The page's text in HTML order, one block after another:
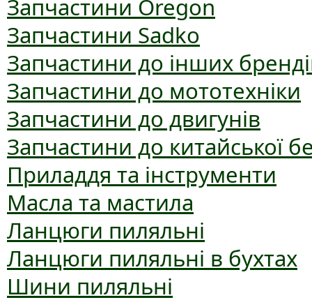
Запчастини Oregon
Запчастини Sadko
Запчастини до інших
Запчастини до мототехніки
Запчастини до двигунів
Запчастини до китайської
Приладдя та інструменти
Масла та мастила
Ланцюги пиляльні
Ланцюги пиляльні в бухтах
Шини пиляльні